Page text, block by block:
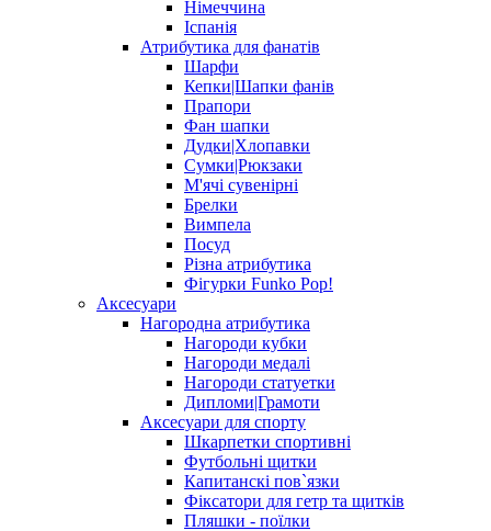
Німеччина
Іспанія
Атрибутика для фанатів
Шарфи
Кепки|Шапки фанів
Прапори
Фан шапки
Дудки|Хлопавки
Сумки|Рюкзаки
М'ячі сувенірні
Брелки
Вимпела
Посуд
Різна атрибутика
Фігурки Funko Pop!
Аксесуари
Нагородна атрибутика
Нагороди кубки
Нагороди медалі
Нагороди статуетки
Дипломи|Грамоти
Аксесуари для спорту
Шкарпетки спортивні
Футбольні щитки
Капитанскі пов`язки
Фіксатори для гетр та щитків
Пляшки - поїлки